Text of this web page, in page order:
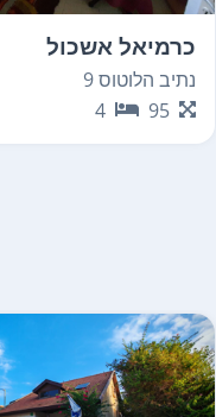
כרמיאל אשכול
נתיב הלוטוס 9
95
4